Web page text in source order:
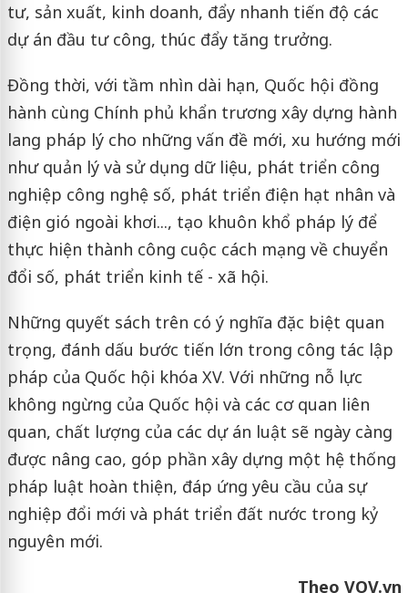
tư, sản xuất, kinh doanh, đẩy nhanh tiến độ các
dự án đầu tư công, thúc đẩy tăng trưởng.
Đồng thời, với tầm nhìn dài hạn, Quốc hội đồng
hành cùng Chính phủ khẩn trương xây dựng hành
lang pháp lý cho những vấn đề mới, xu hướng mới
như quản lý và sử dụng dữ liệu, phát triển công
nghiệp công nghệ số, phát triển điện hạt nhân và
điện gió ngoài khơi..., tạo khuôn khổ pháp lý để
thực hiện thành công cuộc cách mạng về chuyển
đổi số, phát triển kinh tế - xã hội.
Những quyết sách trên có ý nghĩa đặc biệt quan
trọng, đánh dấu bước tiến lớn trong công tác lập
pháp của Quốc hội khóa XV. Với những nỗ lực
không ngừng của Quốc hội và các cơ quan liên
quan, chất lượng của các dự án luật sẽ ngày càng
được nâng cao, góp phần xây dựng một hệ thống
pháp luật hoàn thiện, đáp ứng yêu cầu của sự
nghiệp đổi mới và phát triển đất nước trong kỷ
nguyên mới.
Theo VOV.vn